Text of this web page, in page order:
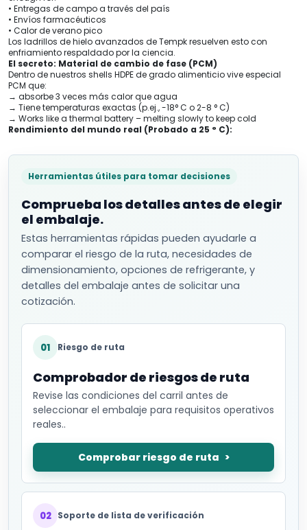
• Entregas de campo a través del país
• Envíos farmacéuticos
• Calor de verano pico
Los ladrillos de hielo avanzados de Tempk resuelven esto con
enfriamiento respaldado por la ciencia.
El secreto: Material de cambio de fase (PCM)
Dentro de nuestros shells HDPE de grado alimenticio vive especial
PCM que:
→ absorbe 3 veces más calor que agua
→ Tiene temperaturas exactas (p.ej., -18° C o 2-8 ° C)
→ Works like a thermal battery – melting slowly to keep cold
Rendimiento del mundo real (Probado a 25 ° C):
Herramientas útiles para tomar decisiones
Comprueba los detalles antes de elegir
el embalaje.
Estas herramientas rápidas pueden ayudarle a
comparar el riesgo de la ruta, necesidades de
dimensionamiento, opciones de refrigerante, y
detalles del embalaje antes de solicitar una
cotización.
01 Riesgo de ruta
Comprobador de riesgos de ruta
Revise las condiciones del carril antes de
seleccionar el embalaje para requisitos operativos
reales..
Comprobar riesgo de ruta
02 Soporte de lista de verificación